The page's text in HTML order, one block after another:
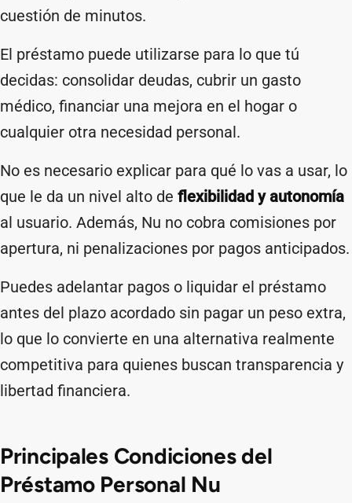
cuestión de minutos.
El préstamo puede utilizarse para lo que tú
decidas: consolidar deudas, cubrir un gasto
médico, financiar una mejora en el hogar o
cualquier otra necesidad personal.
No es necesario explicar para qué lo vas a usar, lo
que le da un nivel alto de flexibilidad y autonomía
al usuario. Además, Nu no cobra comisiones por
apertura, ni penalizaciones por pagos anticipados.
Puedes adelantar pagos o liquidar el préstamo
antes del plazo acordado sin pagar un peso extra,
lo que lo convierte en una alternativa realmente
competitiva para quienes buscan transparencia y
libertad financiera.
Principales Condiciones del
Préstamo Personal Nu